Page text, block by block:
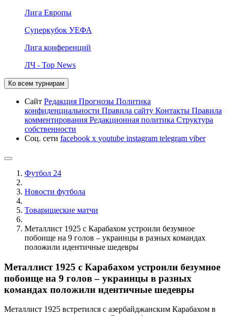
Лига Европы
Суперкубок УЕФА
Лига конференций
ЛЧ - Top News
Ко всем турнирам
Сайт Редакция Прогнозы Политика
конфиденциальности Правила сайту Контакты Правила
комментирования Редакционная политика Структура
собственности
Соц. сети facebook x youtube instagram telegram viber
Футбол 24
Новости футбола
Товарищеские матчи
Металлист 1925 с Карабахом устроили безумное
побоище на 9 голов – украинцы в разных командах
положили идентичные шедевры
Металлист 1925 с Карабахом устроили безумное
побоище на 9 голов – украинцы в разных
командах положили идентичные шедевры
Металлист 1925 встретился с азербайджанским Карабахом в